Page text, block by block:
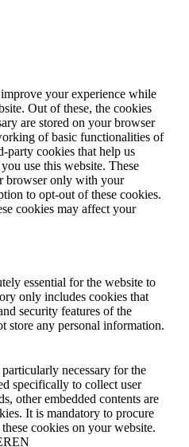
your experience while
Out of these, the cookies
are stored on your browser
of basic functionalities of
party cookies that help us
use this website. These
browser only with your
to opt-out of these cookies.
cookies may affect your
essential for the website to
only includes cookies that
security features of the
store any personal information.
necessary for the
specifically to collect user
other embedded contents are
It is mandatory to procure
cookies on your website.